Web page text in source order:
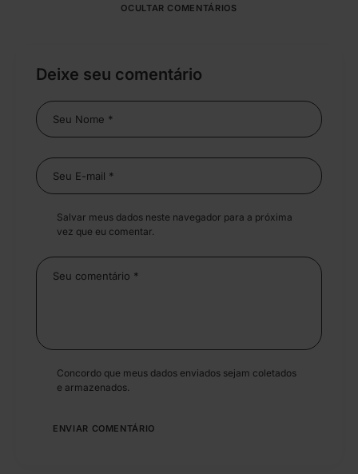
OCULTAR COMENTÁRIOS
Deixe seu comentário
Salvar meus dados neste navegador para a próxima
vez que eu comentar.
Concordo que meus dados enviados sejam coletados
e armazenados.